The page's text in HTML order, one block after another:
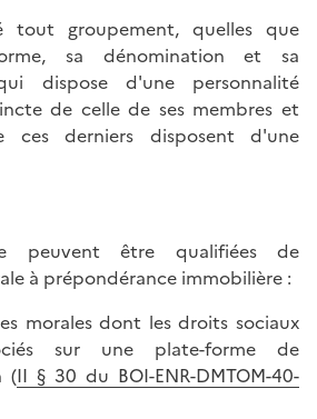
tout groupement, quelles que
sa dénomination et sa
dispose d'une personnalité
de celle de ses membres et
ces derniers disposent d'une
peuvent être qualifiées de
à prépondérance immobilière :
morales dont les droits sociaux
sur une plate-forme de
(II § 30 du BOI-ENR-DMTOM-40-